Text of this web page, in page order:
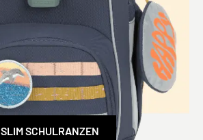
SLIM SCHULRANZEN